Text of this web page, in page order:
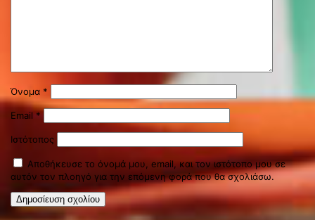
Όνομα *
Email *
Ιστότοπος
Αποθήκευσε το όνομά μου, email, και τον ιστότοπο μου σε
αυτόν τον πλοηγό για την επόμενη φορά που θα σχολιάσω.